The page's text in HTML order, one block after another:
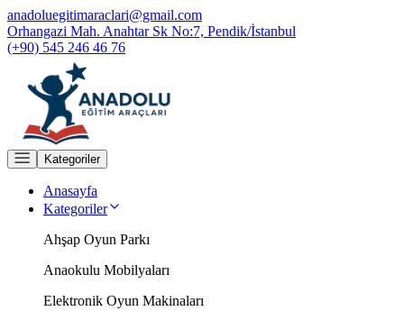
anadoluegitimaraclari@gmail.com
Orhangazi Mah. Anahtar Sk No:7, Pendik/İstanbul
(+90) 545 246 46 76
Kategoriler
Anasayfa
Kategoriler
Ahşap Oyun Parkı
Anaokulu Mobilyaları
Elektronik Oyun Makinaları